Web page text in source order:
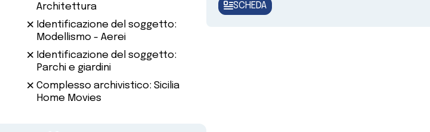
Architettura
Identificazione del soggetto:
Modellismo - Aerei
Identificazione del soggetto:
Parchi e giardini
Complesso archivistico: Sicilia
Home Movies
SCHEDA